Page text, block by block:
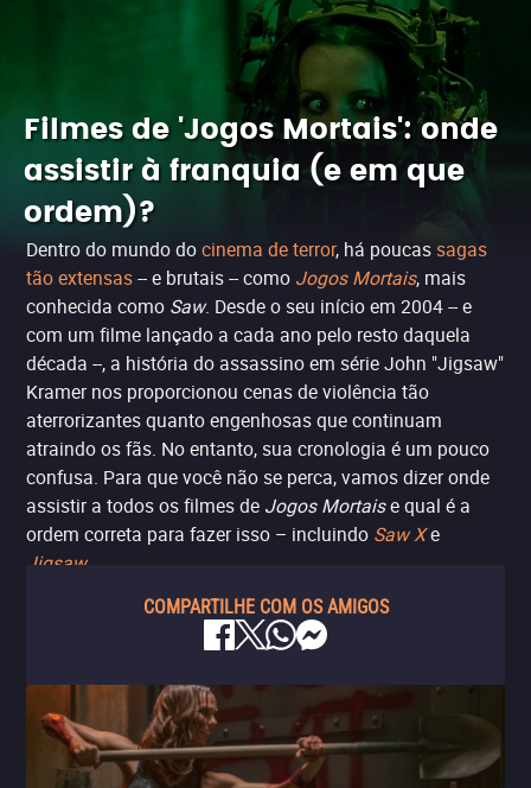
Filmes de 'Jogos Mortais': onde
assistir à franquia (e em que
ordem)?
Dentro do mundo docinema de terror, há poucassagas
tão extensas-- e brutais -- como Jogos Mortais, mais
conhecida como Saw. Desde o seu início em 2004 -- e
com um filme lançado a cada ano pelo resto daquela
década --, a história do assassino em série John "Jigsaw"
Kramer nos proporcionou cenas de violência tão
aterrorizantes quanto engenhosas que continuam
atraindo os fãs. No entanto, sua cronologia é um pouco
confusa. Para que você não se perca, vamos dizer onde
assistir a todos os filmes de Jogos Mortaise qual é a
ordem correta para fazer isso – incluindo Saw Xe
Jigsaw.
COMPARTILHE COM OS AMIGOS